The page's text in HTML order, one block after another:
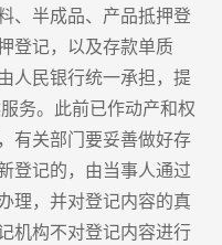
、半成品、产品抵押登
登记，以及存款单质
人民银行统一承担，提
务。此前已作动产和权
有关部门要妥善做好存
登记的，由当事人通过
理，并对登记内容的真
机构不对登记内容进行